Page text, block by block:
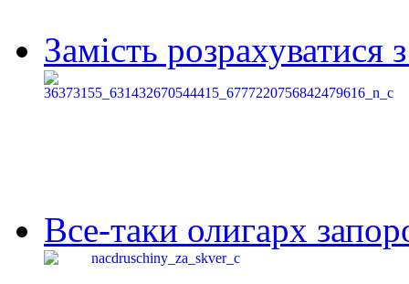
Замість
Все-таки олигарх